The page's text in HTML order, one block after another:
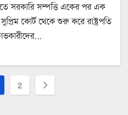
সরকারি সম্পত্তি একের পর এক
কোর্ট থেকে শুরু করে রাষ্ট্রপতি
2